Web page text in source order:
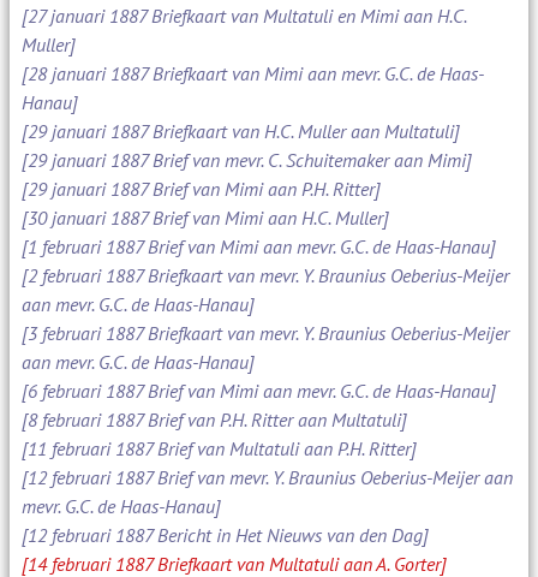
[27 januari 1887 Briefkaart van Multatuli en Mimi aan H.C.
Muller]
[28 januari 1887 Briefkaart van Mimi aan mevr. G.C. de Haas-
Hanau]
[29 januari 1887 Briefkaart van H.C. Muller aan Multatuli]
[29 januari 1887 Brief van mevr. C. Schuitemaker aan Mimi]
[29 januari 1887 Brief van Mimi aan P.H. Ritter]
[30 januari 1887 Brief van Mimi aan H.C. Muller]
[1 februari 1887 Brief van Mimi aan mevr. G.C. de Haas-Hanau]
[2 februari 1887 Briefkaart van mevr. Y. Braunius Oeberius-Meijer
aan mevr. G.C. de Haas-Hanau]
[3 februari 1887 Briefkaart van mevr. Y. Braunius Oeberius-Meijer
aan mevr. G.C. de Haas-Hanau]
[6 februari 1887 Brief van Mimi aan mevr. G.C. de Haas-Hanau]
[8 februari 1887 Brief van P.H. Ritter aan Multatuli]
[11 februari 1887 Brief van Multatuli aan P.H. Ritter]
[12 februari 1887 Brief van mevr. Y. Braunius Oeberius-Meijer aan
mevr. G.C. de Haas-Hanau]
[12 februari 1887 Bericht in Het Nieuws van den Dag]
[14 februari 1887 Briefkaart van Multatuli aan A. Gorter]